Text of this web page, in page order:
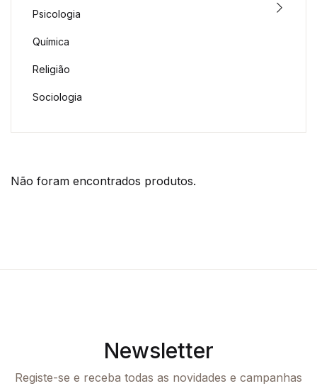
Não foram encontrados produtos.
Psicologia
Química
Religião
Sociologia
Newsletter
Registe-se e receba todas as novidades e campanhas